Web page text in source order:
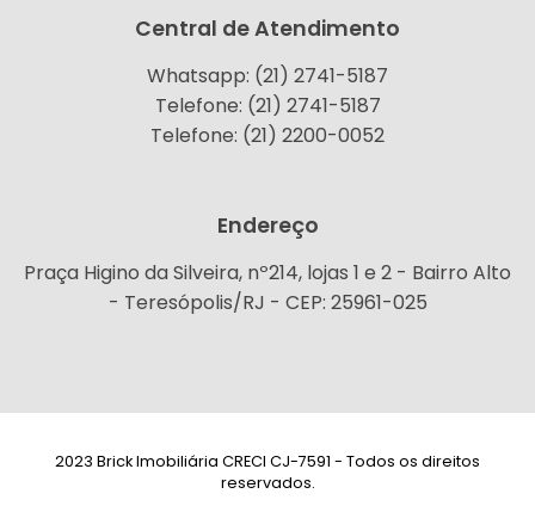
Central de Atendimento
Whatsapp: (21) 2741-5187
Telefone: (21) 2741-5187
Telefone: (21) 2200-0052
Endereço
Praça Higino da Silveira, nº214, lojas 1 e 2 - Bairro Alto
- Teresópolis/RJ - CEP: 25961-025
2023 Brick Imobiliária CRECI CJ-7591 - Todos os direitos
reservados.